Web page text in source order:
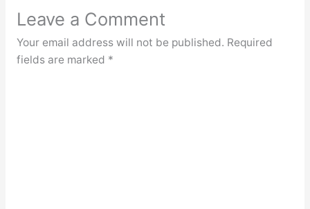
Leave a Comment
Your email address will not be published. Required
fields are marked *